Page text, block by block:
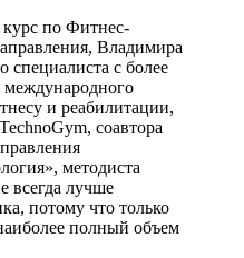
по Фитнес-
Владимира
специалиста с более
международного
и реабилитации,
соавтора
методиста
всегда лучше
потому что только
полный объем